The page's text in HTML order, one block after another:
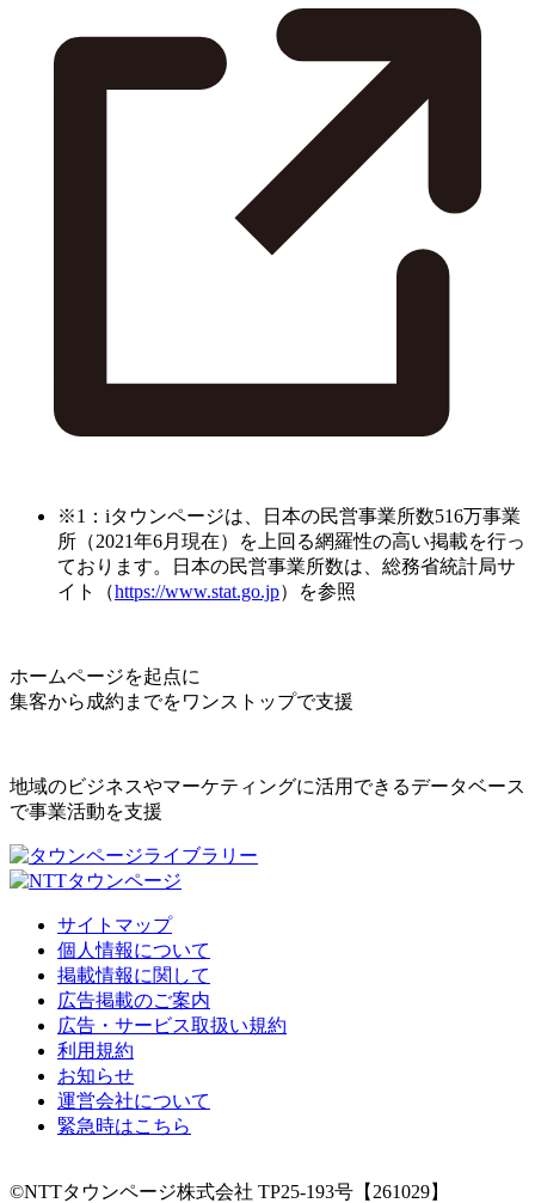
※1：iタウンページは、日本の民営事業所数516万事業
所（2021年6月現在）を上回る網羅性の高い掲載を行っ
ております。日本の民営事業所数は、総務省統計局サ
イト（https://www.stat.go.jp）を参照
ホームページを起点に
集客から成約までをワンストップで支援
地域のビジネスやマーケティングに活用できるデータベース
で事業活動を支援
サイトマップ
個人情報について
掲載情報に関して
広告掲載のご案内
広告・サービス取扱い規約
利用規約
お知らせ
運営会社について
緊急時はこちら
©NTTタウンページ株式会社 TP25-193号【261029】